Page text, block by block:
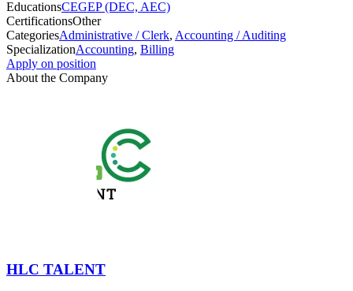
EducationsCEGEP (DEC, AEC)
CertificationsOther
CategoriesAdministrative / Clerk, Accounting / Auditing
SpecializationAccounting, Billing
Apply on position
About the Company
HLC TALENT